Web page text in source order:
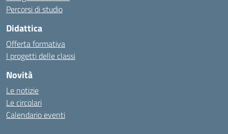
Percorsi di studio
Didattica
Offerta formativa
I progetti delle classi
Novità
Le notizie
Le circolari
Calendario eventi